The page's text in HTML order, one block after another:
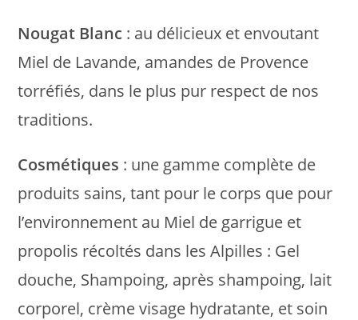
Nougat Blanc : au délicieux et envoutant
Miel de Lavande, amandes de Provence
torréfiés, dans le plus pur respect de nos
traditions.
Cosmétiques : une gamme complète de
produits sains, tant pour le corps que pour
l’environnement au Miel de garrigue et
propolis récoltés dans les Alpilles : Gel
douche, Shampoing, après shampoing, lait
corporel, crème visage hydratante, et soin